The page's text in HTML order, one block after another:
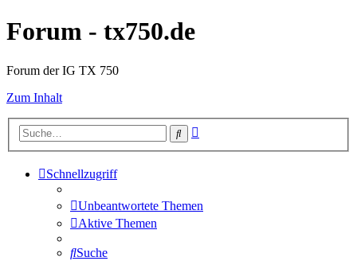
Forum - tx750.de
Forum der IG TX 750
Zum Inhalt
Suche
Schnellzugriff
Unbeantwortete Themen
Aktive Themen
Suche